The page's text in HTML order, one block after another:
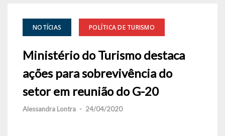
NOTÍCIAS POLÍTICA DE TURISMO
Ministério do Turismo destaca
ações para sobrevivência do
setor em reunião do G-20
Alessandra Lontra - 24/04/2020